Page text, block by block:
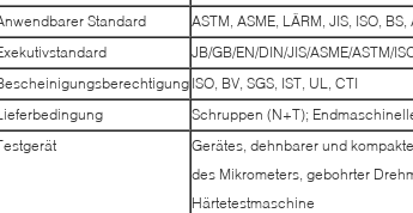
Standard
ASTM, ASME, LÄRM, JIS, ISO, BS,
JB/GB/EN/DIN/JIS/ASME/ASTM/
ISO, BV, SGS, IST, UL, CTI
Schruppen (N+T);
Gerätes, dehnbarer und
des Mikrometers, gebohrter
Härtetestmaschine